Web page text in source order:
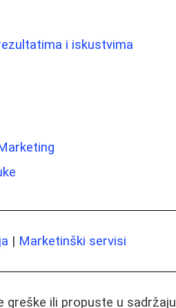
i iskustvima
| Marketinški servisi
greške ili propuste u sadržaju